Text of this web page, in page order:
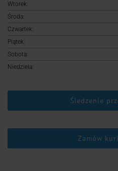
Wtorek:
Środa:
Czwartek:
Piątek:
Sobota:
Niedziela:
Śledzenie
Zamów